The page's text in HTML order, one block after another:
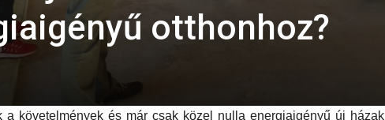
otthonhoz?
a követelmények és már csak közel nulla energiaigényű új házak